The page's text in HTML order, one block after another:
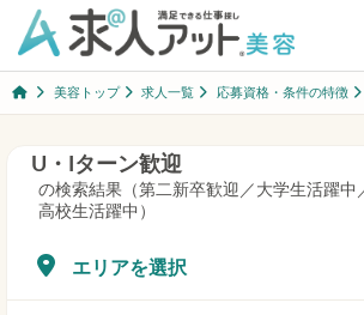
ン
ツ
へ
ー
シ
ョ
求人一覧
美容トップ 求人一覧 応募資格・条件の特徴
キ
に
U・Iターン歓迎
の検索結果（第二新卒歓迎／大学生活躍中
高校生活躍中）
エリアを選択